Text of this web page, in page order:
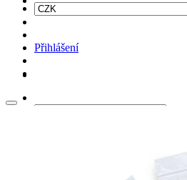
Přihlášení
Hledat: